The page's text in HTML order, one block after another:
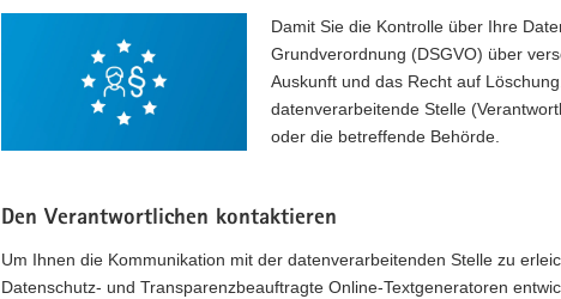
Damit Sie die Kontrolle über Ihre
Grundverordnung (DSGVO) über
Auskunft und das Recht auf
datenverarbeitende Stelle
oder die betreffende Behörde.
Den Verantwortlichen kontaktieren
Um Ihnen die Kommunikation mit der datenverarbeitenden Stelle zu
Datenschutz- und Transparenzbeauftragte Online-Textgeneratoren